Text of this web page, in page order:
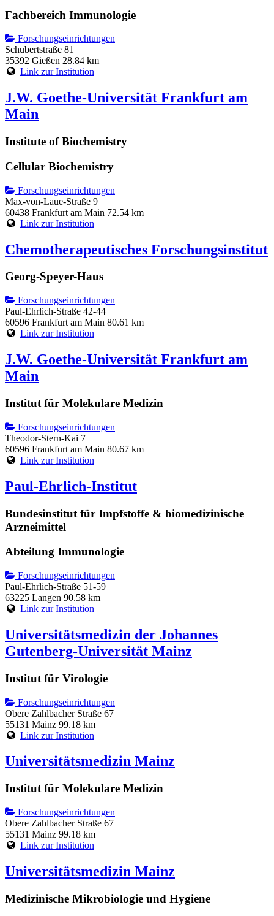
Fachbereich Immunologie
Forschungseinrichtungen
Schubertstraße 81
35392 Gießen 28.84 km
Link zur Institution
J.W. Goethe-Universität Frankfurt am
Main
Institute of Biochemistry
Cellular Biochemistry
Forschungseinrichtungen
Max-von-Laue-Straße 9
60438 Frankfurt am Main 72.54 km
Link zur Institution
Chemotherapeutisches Forschungsinstitut
Georg-Speyer-Haus
Forschungseinrichtungen
Paul-Ehrlich-Straße 42-44
60596 Frankfurt am Main 80.61 km
Link zur Institution
J.W. Goethe-Universität Frankfurt am
Main
Institut für Molekulare Medizin
Forschungseinrichtungen
Theodor-Stern-Kai 7
60596 Frankfurt am Main 80.67 km
Link zur Institution
Paul-Ehrlich-Institut
Bundesinstitut für Impfstoffe & biomedizinische
Arzneimittel
Abteilung Immunologie
Forschungseinrichtungen
Paul-Ehrlich-Straße 51-59
63225 Langen 90.58 km
Link zur Institution
Universitätsmedizin der Johannes
Gutenberg-Universität Mainz
Institut für Virologie
Forschungseinrichtungen
Obere Zahlbacher Straße 67
55131 Mainz 99.18 km
Link zur Institution
Universitätsmedizin Mainz
Institut für Molekulare Medizin
Forschungseinrichtungen
Obere Zahlbacher Straße 67
55131 Mainz 99.18 km
Link zur Institution
Universitätsmedizin Mainz
Medizinische Mikrobiologie und Hygiene